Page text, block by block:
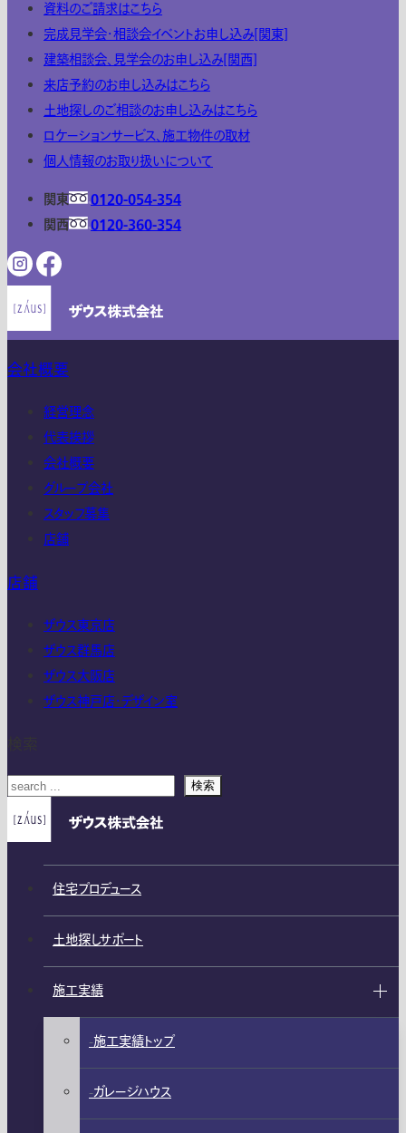
資料のご請求はこちら
完成見学会・相談会イベントお申し込み[関東]
建築相談会、見学会のお申し込み[関西]
来店予約のお申し込みはこちら
土地探しのご相談のお申し込みはこちら
ロケーションサービス、施工物件の取材
個人情報のお取り扱いについて
関東
0120-054-354
関西
0120-360-354
会社概要
経営理念
代表挨拶
会社概要
グループ会社
スタッフ募集
店舗
店舗
ザウス東京店
ザウス群馬店
ザウス大阪店
ザウス神戸店・デザイン室
検索
住宅プロデュース
土地探しサポート
施工実績
施工実績トップ
ガレージハウス